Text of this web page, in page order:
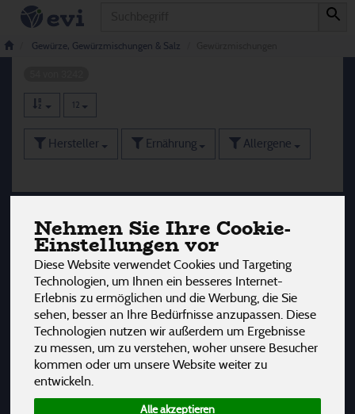
Nehmen Sie Ihre Cookie-
Einstellungen vor
Diese Website verwendet Cookies und Targeting
Technologien, um Ihnen ein besseres Internet-
Erlebnis zu ermöglichen und die Werbung, die Sie
sehen, besser an Ihre Bedürfnisse anzupassen. Diese
Technologien nutzen wir außerdem um Ergebnisse
zu messen, um zu verstehen, woher unsere Besucher
kommen oder um unsere Website weiter zu
entwickeln.
Alle akzeptieren
Gewürze, Gewürzmischungen & Salz
Gewürzmischungen
12
Hersteller Ernährung Allergene